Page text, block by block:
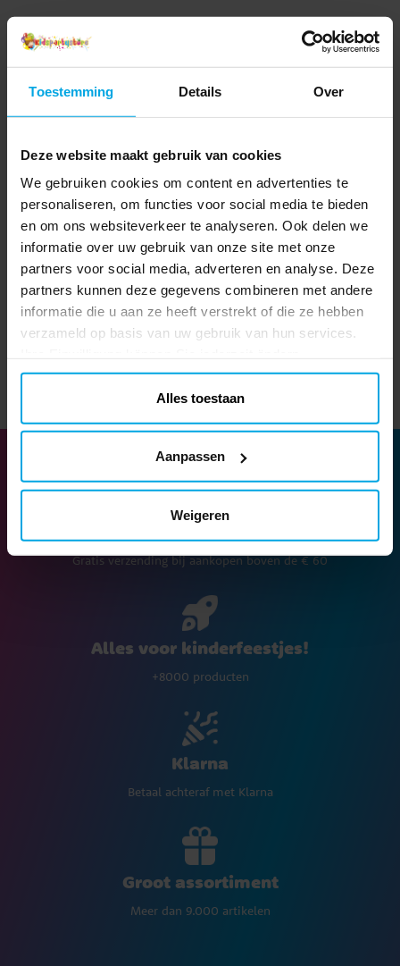
Toestemming Details Over
Deze website maakt gebruik van cookies
We gebruiken cookies om content en advertenties te
personaliseren, om functies voor social media te bieden
en om ons websiteverkeer te analyseren. Ook delen we
informatie over uw gebruik van onze site met onze
partners voor social media, adverteren en analyse. Deze
partners kunnen deze gegevens combineren met andere
informatie die u aan ze heeft verstrekt of die ze hebben
verzameld op basis van uw gebruik van hun services.
Alles toestaan
Aanpassen
Weigeren
Bubble Ballongewicht
Geel
Prijs: € 1,49
€ 1,49
TOEVOEGEN
Clips voor tafelkleed
Prijs:€ 1,99
€ 1,99
TOEVOEGEN
Gratis verzending bij aankopen boven de € 60
Alles voor kinderfeestjes!
+8000 producten
Klarna
Betaal achteraf met Klarna
Groot assortiment
Meer dan 9.000 artikelen